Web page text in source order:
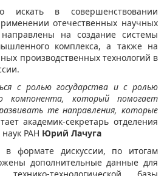
искать в совершенствовании
отечественных научных
на создание системы
комплекса, а также на
производственных технологий в
с ролью государства и с ролью
компонента, который помогает
те направления, которые
академик-секретарь отделения
наук РАН Юрий Лачуга
в формате дискуссии, по итогам
дополнительные данные для
технологической базы